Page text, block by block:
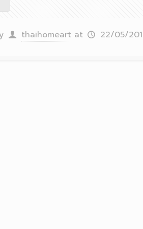
thaihomeart at 22/05/